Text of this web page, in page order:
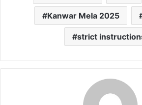
Kanwar Mela 2025
strict